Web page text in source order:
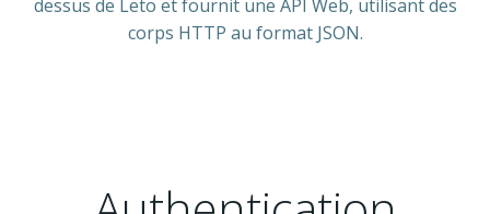
dessus de Leto et fournit une API Web, utilisant des
corps HTTP au format JSON.